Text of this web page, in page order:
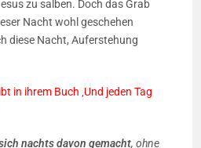
zu salben. Doch das Grab
Nacht wohl geschehen
diese Nacht, Auferstehung
in ihrem Buch ‚Und jeden Tag
nachts davon gemacht, ohne